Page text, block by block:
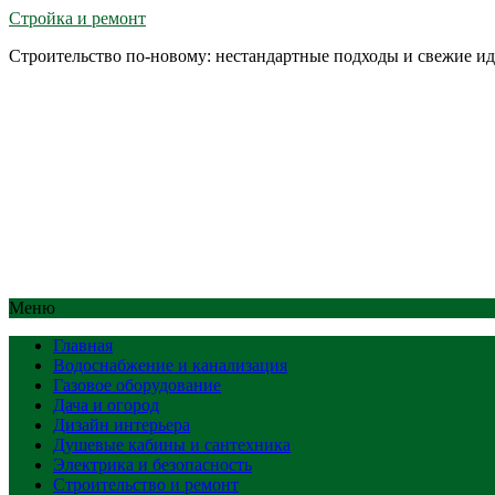
Стройка и ремонт
Строительство по-новому: нестандартные подходы и свежие
Меню
Главная
Водоснабжение и канализация
Газовое оборудование
Дача и огород
Дизайн интерьера
Душевые кабины и сантехника
Электрика и безопасность
Строительство и ремонт